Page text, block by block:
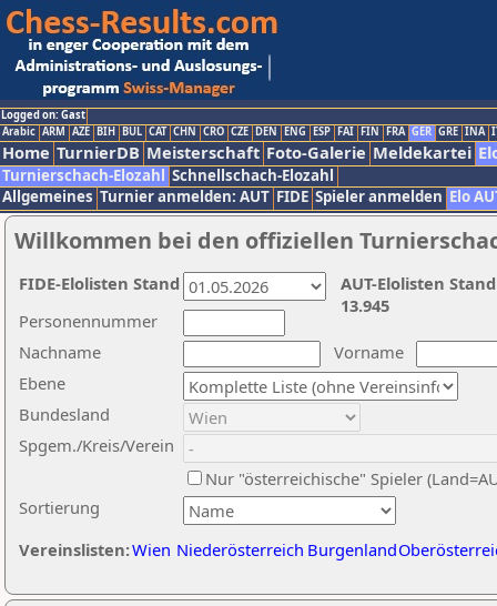
Logged on: Gast
Arabic ARM AZE BIH BUL CAT CHN CRO CZE DEN ENG ESP FAI FIN FRA GER GRE INA
Home TurnierDB Meisterschaft Foto-Galerie Meldekartei
Turnierschach-Elozahl Schnellschach-Elozahl
Allgemeines Turnier anmelden: AUT FIDE Spieler anmelden Elo
Willkommen bei den offiziellen
Nachname
Vorname
Ebene
Sortierung
Personennummer
Bundesland
Spgem./Kreis/Verein
Nur "österreichische" Spieler
Vereinslisten:Wien Niederösterreich Burgenland
AUT-Elolisten
13.945
FIDE-Elolisten Stand